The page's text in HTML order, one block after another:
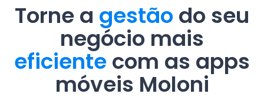
Torne a gestãodo seu
negócio mais
eficientecom as apps
móveis Moloni